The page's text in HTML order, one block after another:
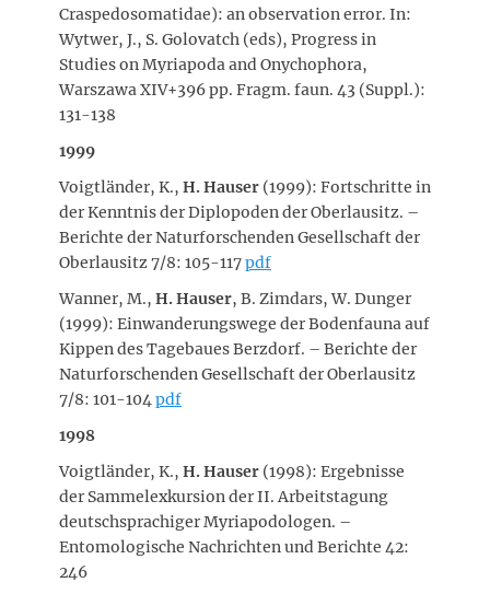
Craspedosomatidae): an observation error. In:
Wytwer, J., S. Golovatch (eds), Progress in
Studies on Myriapoda and Onychophora,
Warszawa XIV+396 pp. Fragm. faun. 43 (Suppl.):
131-138
1999
Voigtländer, K., H. Hauser (1999): Fortschritte in
der Kenntnis der Diplopoden der Oberlausitz. –
Berichte der Naturforschenden Gesellschaft der
Oberlausitz 7/8: 105-117pdf
Wanner, M., H. Hauser, B. Zimdars, W. Dunger
(1999): Einwanderungswege der Bodenfauna auf
Kippen des Tagebaues Berzdorf. – Berichte der
Naturforschenden Gesellschaft der Oberlausitz
7/8: 101-104 pdf
1998
Voigtländer, K., H. Hauser (1998): Ergebnisse
der Sammelexkursion der II. Arbeitstagung
deutschsprachiger Myriapodologen. –
Entomologische Nachrichten und Berichte 42:
246